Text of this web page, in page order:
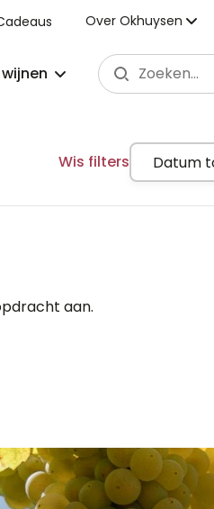
Over Okhuysen
Wis filters
aan.